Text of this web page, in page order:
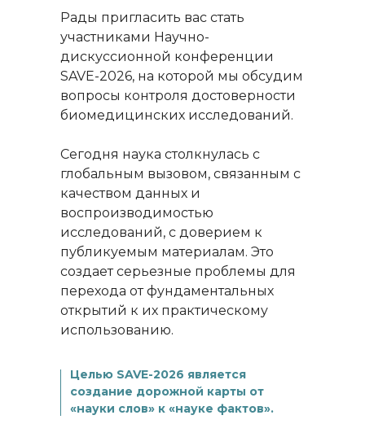
Рады пригласить вас стать
участниками Научно-
дискуссионной конференции
SAVE-2026, на которой мы обсудим
вопросы контроля достоверности
биомедицинских исследований.
Сегодня наука столкнулась с
глобальным вызовом, связанным с
качеством данных и
воспроизводимостью
исследований, с доверием к
публикуемым материалам. Это
создает серьезные проблемы для
перехода от фундаментальных
открытий к их практическому
использованию.
Целью SAVE-2026 является
создание дорожной карты от
«науки слов» к «науке фактов».